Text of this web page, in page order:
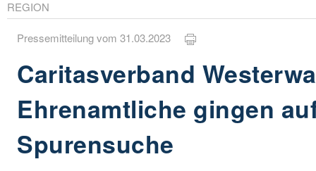
REGION
Pressemitteilung vom 31.03.2023
Caritasverband
Ehrenamtliche gingen
Spurensuche